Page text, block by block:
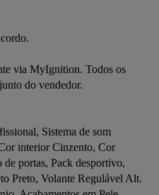
via MyIgnition. Todos os
do vendedor.
Sistema de som
interior Cinzento, Cor
portas, Pack desportivo,
Preto, Volante Regulável Alt.